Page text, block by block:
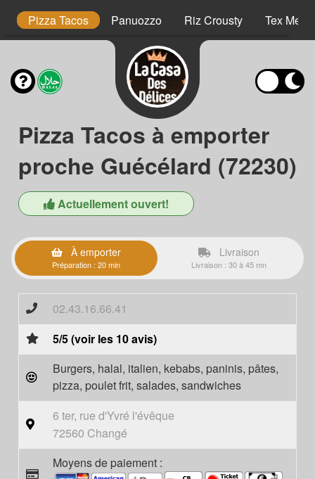
Pizza Tacos Panuozzo Riz Crousty Tex Mex
Pizza Tacos à emporter
proche Guécélard (72230)
Actuellement ouvert!
À emporter
Préparation : 20 min
Livraison
Livraison : 30 à 45 mn
02.43.16.66.41
5/5 (voir les 10 avis)
Burgers, halal, italien, kebabs, paninis, pâtes,
pizza, poulet frit, salades, sandwiches
6 ter, rue d'Yvré l'évêque
72560 Changé
Moyens de paiement :